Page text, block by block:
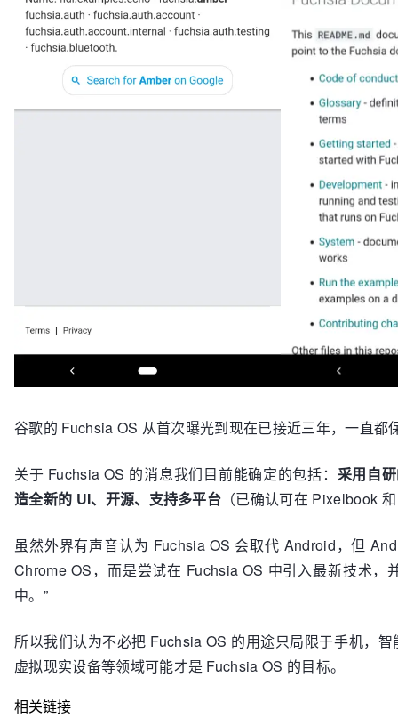
谷歌的 Fuchsia OS 从首次曝光到现在已接近三年，一直都
关于 Fuchsia OS 的消息我们目前能确定的包括： 采用自
造全新的 UI、开源、支持多平台 （已确认可在 Pixelbook
虽然外界有声音认为 Fuchsia OS 会取代 Android，但
Chrome OS，而是尝试在 Fuchsia OS 中引入最新技术
中。”
所以我们认为不必把 Fuchsia OS 的用途只局限于手机，
虚拟现实设备等领域可能才是 Fuchsia OS 的目标。
相关链接